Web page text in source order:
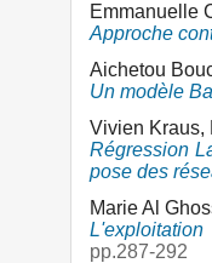
Emmanuelle
Approche
Aichetou
Un modèle
Vivien Kraus,
Régression
pose des
Marie Al
pp.287-292